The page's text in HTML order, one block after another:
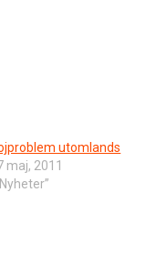
utomlands
maj, 2011